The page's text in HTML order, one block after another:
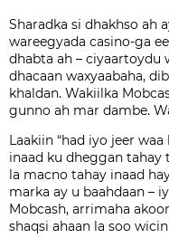
Sharadka si dhakhso ah
wareegyada casino-ga
dhabta ah – ciyaartoydu
dhacaan waxyaabaha,
khaldan. Wakiilka
gunno ah mar dambe.
Laakiin “had iyo jeer
inaad ku dheggan tahay
la macno tahay inaad
marka ay u baahdaan –
Mobcash, arrimaha
shaqsi ahaan la soo